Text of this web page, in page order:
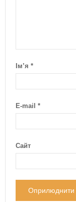
Ім’я *
E-mail *
Сайт